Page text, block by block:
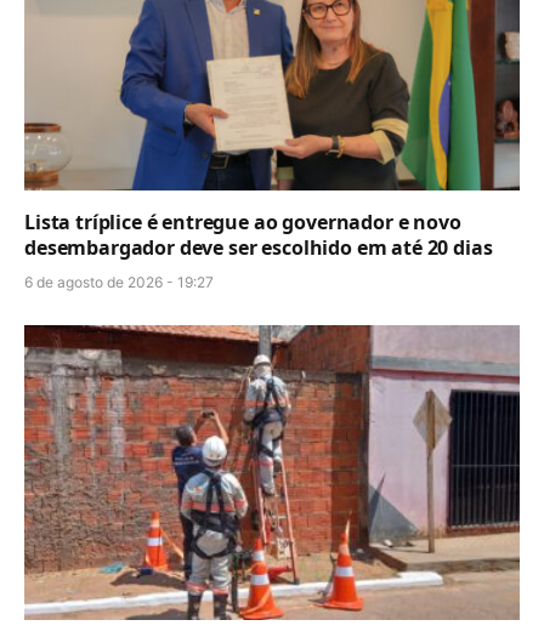
Lista tríplice é entregue ao governador e novo
desembargador deve ser escolhido em até 20 dias
6 de agosto de 2026 - 19:27